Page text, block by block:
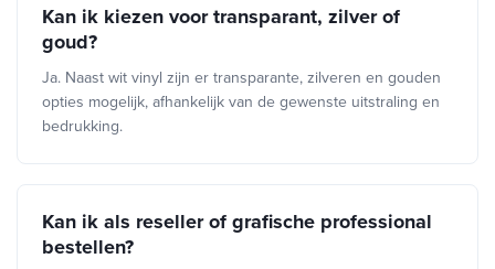
Kan ik kiezen voor transparant, zilver of
goud?
Ja. Naast wit vinyl zijn er transparante, zilveren en gouden
opties mogelijk, afhankelijk van de gewenste uitstraling en
bedrukking.
Kan ik als reseller of grafische professional
bestellen?